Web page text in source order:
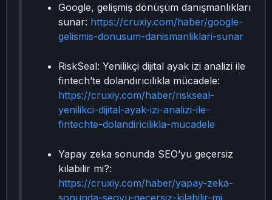
Google, gelişmiş dönüşüm danışmanlıkları
sunar: https://cruxiy.com/haber/google-
gelismis-donusum-danismanliklari-sunar
RiskSeal: Yenilikçi dijital ayak izi analizi ile
fintech’te dolandırıcılıkla mücadele:
https://cruxiy.com/haber/riskseal-
yenilikci-dijital-ayak-izi-analizi-ile-
fintechte-dolandiricilikla-mucadele
Yapay zeka sonunda SEO’yu geçersiz
kılabilir mi?:
https://cruxiy.com/haber/yapay-zeka-
sonunda-seoyu-gecersiz-kilabilir-mi